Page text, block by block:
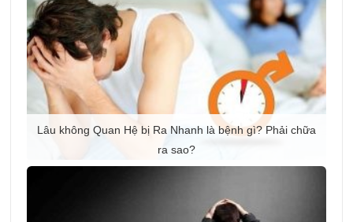
Lâu không Quan Hệ bị Ra Nhanh là bệnh gì? Phải chữa
ra sao?